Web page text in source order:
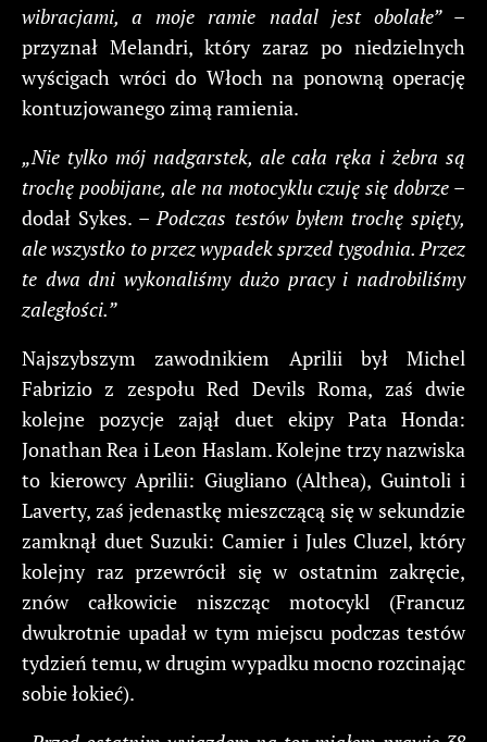
wibracjami, a moje ramie nadal jest obolałe”–
przyznał Melandri, który zaraz po niedzielnych
wyścigach wróci do Włoch na ponowną operację
kontuzjowanego zimą ramienia.
„Nie tylko mój nadgarstek, ale cała ręka i żebra są
trochę poobijane, ale na motocyklu czuję się dobrze –
dodał Sykes. – Podczas testów byłem trochę spięty,
ale wszystko to przez wypadek sprzed tygodnia. Przez
te dwa dni wykonaliśmy dużo pracy i nadrobiliśmy
zaległości.”
Najszybszym zawodnikiem Aprilii był Michel
Fabrizio z zespołu Red Devils Roma, zaś dwie
kolejne pozycje zajął duet ekipy Pata Honda:
Jonathan Rea i Leon Haslam. Kolejne trzy nazwiska
to kierowcy Aprilii: Giugliano (Althea), Guintoli i
Laverty, zaś jedenastkę mieszczącą się w sekundzie
zamknął duet Suzuki: Camier i Jules Cluzel, który
kolejny raz przewrócił się w ostatnim zakręcie,
znów całkowicie niszcząc motocykl (Francuz
dwukrotnie upadał w tym miejscu podczas testów
tydzień temu, w drugim wypadku mocno rozcinając
sobie łokieć).